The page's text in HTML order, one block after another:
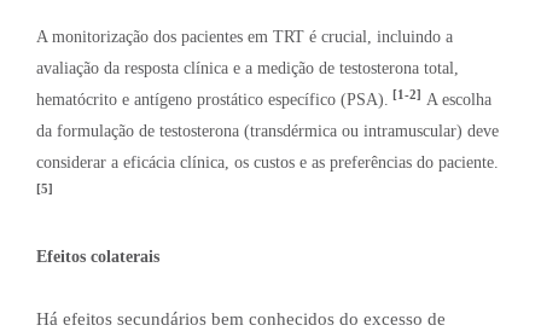
A monitorização dos pacientes em TRT é crucial, incluindo a
avaliação da resposta clínica e a medição de testosterona total,
hematócrito e antígeno prostático específico (PSA). [1-2] A escolha
da formulação de testosterona (transdérmica ou intramuscular) deve
considerar a eficácia clínica, os custos e as preferências do paciente.
[5]
Efeitos colaterais
Há efeitos secundários bem conhecidos do excesso de